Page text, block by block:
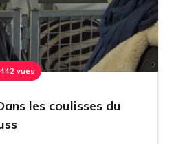
vues
les coulisses du